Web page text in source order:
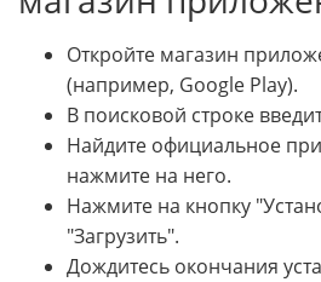
Откройте магазин
(например, Google Play).
В поисковой строке
Найдите официальное
нажмите на него.
Нажмите на кнопку
"Загрузить".
Дождитесь окончания